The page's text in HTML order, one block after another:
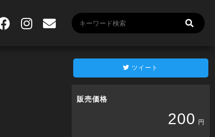
ツイート
販売価格
200 円